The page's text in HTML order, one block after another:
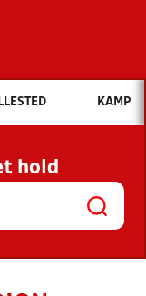
vil du søge efter?
OG NYHEDER
OG
KAMP
hold